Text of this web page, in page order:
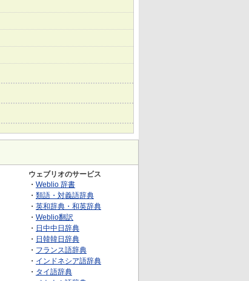
ウェブリオのサービス
・ Weblio 辞書
・ 類語・対義語辞典
・ 英和辞典・和英辞典
・ Weblio翻訳
・ 日中中日辞典
・ 日韓韓日辞典
・ フランス語辞典
・ インドネシア語辞典
・ タイ語辞典